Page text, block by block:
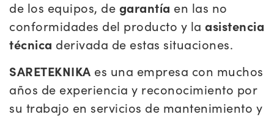
de los equipos, de garantía en las no
conformidades del producto y la asistencia
técnica derivada de estas situaciones.
SARETEKNIKA es una empresa con muchos
años de experiencia y reconocimiento por
su trabajo en servicios de mantenimiento y